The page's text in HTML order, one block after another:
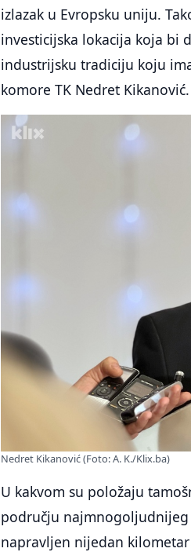
izlazak u Evropsku uniju.
investicijska lokacija koja bi
industrijsku tradiciju koju
komore TK Nedret Kikanović.
Nedret Kikanović (Foto: A. K./Klix.ba)
U kakvom su položaju
području
napravljen nijedan